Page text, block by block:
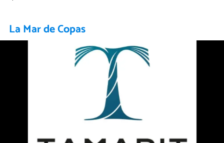
La Mar de Copas